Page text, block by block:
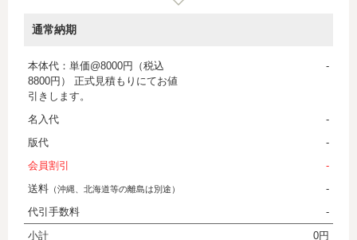
通常納期
本体代：単価@8000円（税込
8800円） 正式見積もりにてお値
引きします。
-
名入代
-
版代
-
会員割引
-
送料 （沖縄、北海道等の離島は別途）
-
代引手数料
-
小計
0円